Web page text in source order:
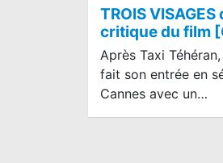
TROIS
critique du film
Après Taxi
fait son entrée en
Cannes avec un…